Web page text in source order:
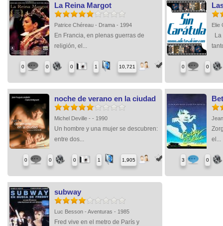
La Reina Margot
Patrice Chéreau - Drama - 1994
En Francia, en plenas guerras de
religión, el...
0 0 0 1 10,721
Elie
La
0 0
noche de verano en la ciudad
Michel Deville - - 1990
Un hombre y una mujer se descubren:
entre dos...
0 0 0 1 1,905
el...
3 0
subway
Luc Besson - Aventuras - 1985
Fred vive en el metro de París y